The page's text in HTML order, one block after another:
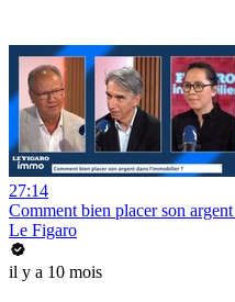
27:14
Comment bien placer son
Le Figaro
il y a 10 mois